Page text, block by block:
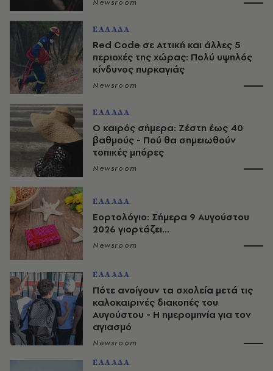
Newsroom
ΕΛΛΑΔΑ
Red Code σε Αττική και άλλες 5
περιοχές της χώρας: Πολύ υψηλός
κίνδυνος πυρκαγιάς
Newsroom
ΕΛΛΑΔΑ
O καιρός σήμερα: Ζέστη έως 40
βαθμούς - Πού θα σημειωθούν
τοπικές μπόρες
Newsroom
ΕΛΛΑΔΑ
Εορτολόγιο: Σήμερα 9 Αυγούστου
2026 γιορτάζει...
Newsroom
ΕΛΛΑΔΑ
Πότε ανοίγουν τα σχολεία μετά τις
καλοκαιρινές διακοπές του
Αυγούστου - Η ημερομηνία για τον
αγιασμό
Newsroom
ΕΛΛΑΔΑ